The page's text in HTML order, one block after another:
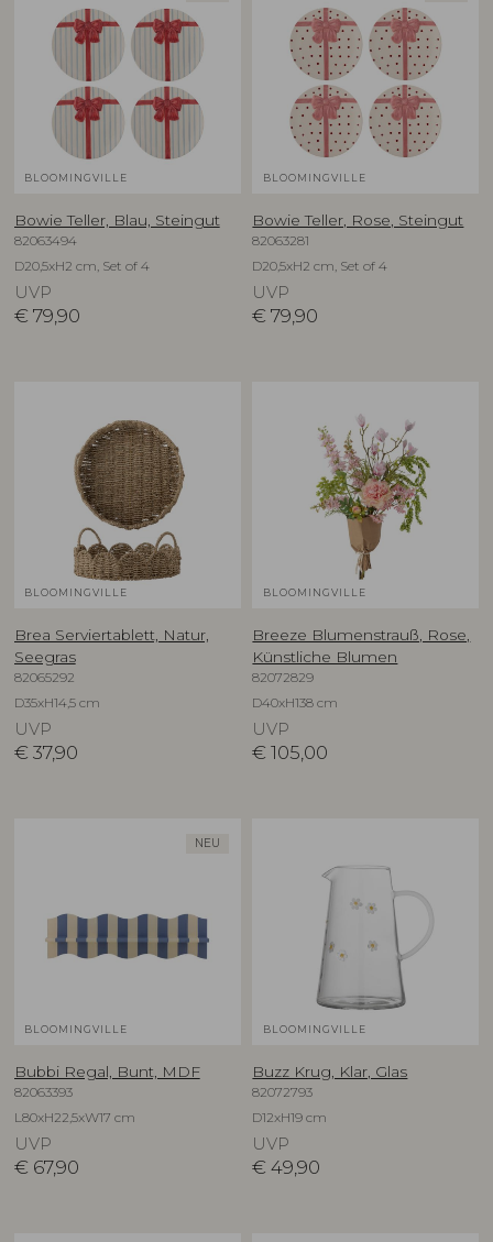
BLOOMINGVILLE
Bowie Teller, Blau, Steingut
82063494
D20,5xH2 cm, Set of 4
UVP
€ 79,90
BLOOMINGVILLE
Bowie Teller, Rose, Steingut
82063281
D20,5xH2 cm, Set of 4
UVP
€ 79,90
BLOOMINGVILLE
Brea Serviertablett, Natur,
Seegras
82065292
D35xH14,5 cm
UVP
€ 37,90
BLOOMINGVILLE
Breeze Blumenstrauß, Rose,
Künstliche Blumen
82072829
D40xH138 cm
UVP
€ 105,00
NEU
BLOOMINGVILLE
Bubbi Regal, Bunt, MDF
82063393
L80xH22,5xW17 cm
UVP
€ 67,90
BLOOMINGVILLE
Buzz Krug, Klar, Glas
82072793
D12xH19 cm
UVP
€ 49,90